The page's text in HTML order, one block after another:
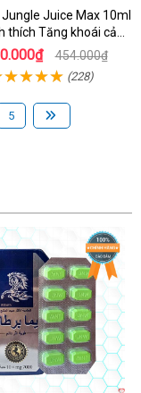
Juice Max 10ml
thích Tăng khoái cảm
An toàn454.000₫
(228)
5